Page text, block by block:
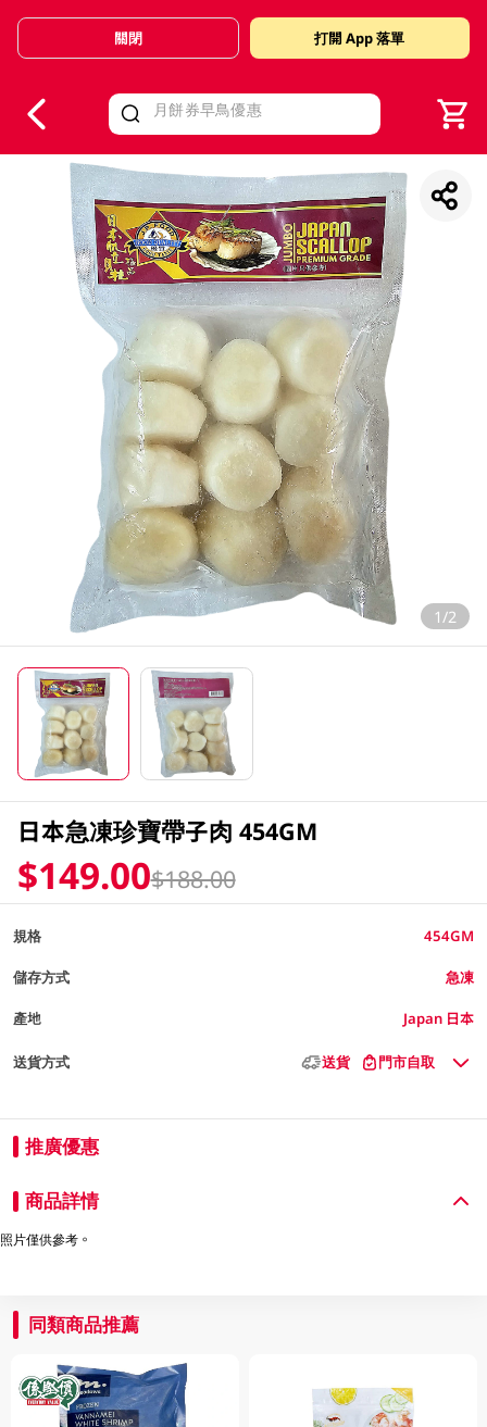
Valid Until 30 June 2026
關閉 打開 App 落單
1/2
日本急凍珍寶帶子肉 454GM
$149.00$188.00
規格 454GM
儲存方式 急凍
產地 Japan 日本
送貨方式 送貨 門市自取
推廣優惠
商品詳情
照片僅供參考。
同類商品推薦